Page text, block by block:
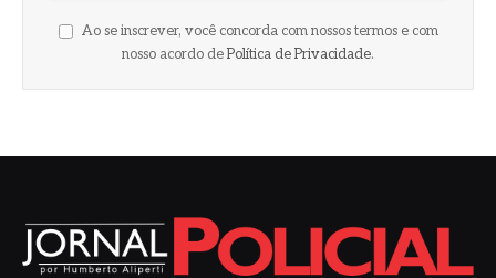
Ao se inscrever, você concorda com nossos termos e com
nosso acordo de Política de Privacidade.